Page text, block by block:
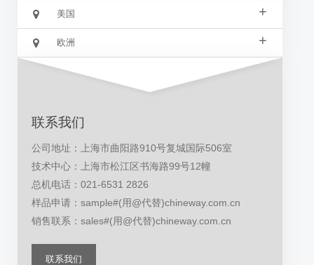
美国 +
欧洲 +
联系我们
公司地址：上海市曲阳路910号复城国际506室
技术中心：上海市松江区书海路99号12幢
总机电话：021-6531 2826
样品申请：sample#(用@代替)chineway.com.cn
销售联系：sales#(用@代替)chineway.com.cn
联系我们